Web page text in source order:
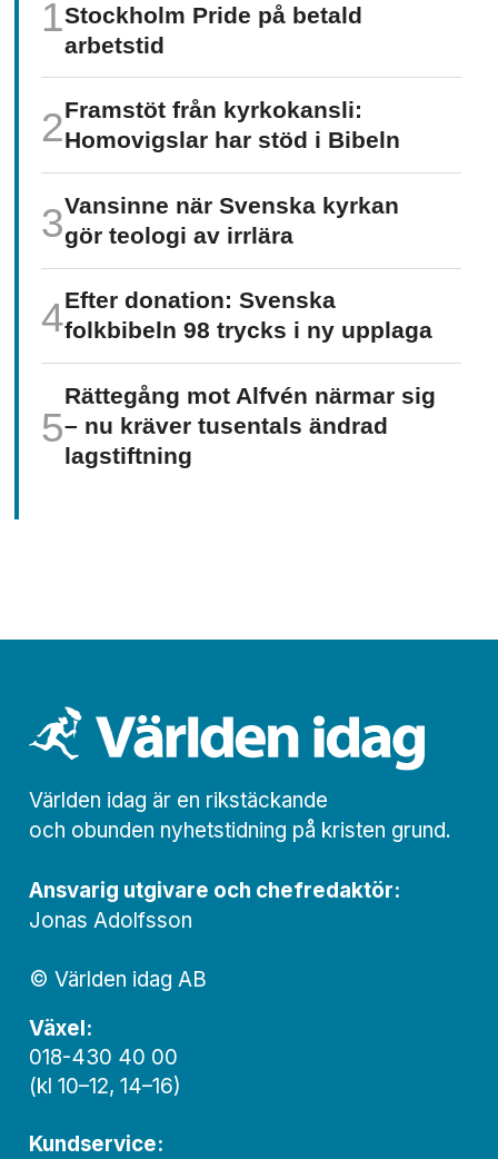
Stockholm Pride på betald
arbetstid
Framstöt från kyrkokansli:
Homo­vigslar har stöd i Bibeln
Vansinne när Svenska kyrkan
gör teologi av irrlära
Efter donation: Svenska
folkbibeln 98 trycks i ny upplaga
Rättegång mot Alfvén närmar sig
– nu kräver tusentals ändrad
lagstiftning
Världen idag är en rikstäckande
och obunden nyhets­­­tidning på kristen grund.
Ansvarig utgivare och chef­redaktör:
Jonas Adolfsson
© Världen idag AB
Växel:
018-430 40 00
(kl 10–12, 14–16)
Kundservice: